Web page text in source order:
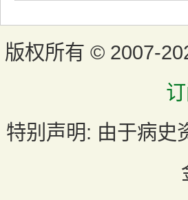
版权所有 © 2007-
特别声明: 由于病史